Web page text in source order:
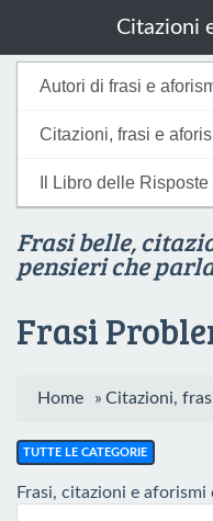
Autori di frasi e
Citazioni, frasi e
Il Libro delle Risposte
Citazioni
Frasi belle,
pensieri che
Frasi
Home » Citazioni,
TUTTE LE CATEGORIE
Frasi, citazioni e